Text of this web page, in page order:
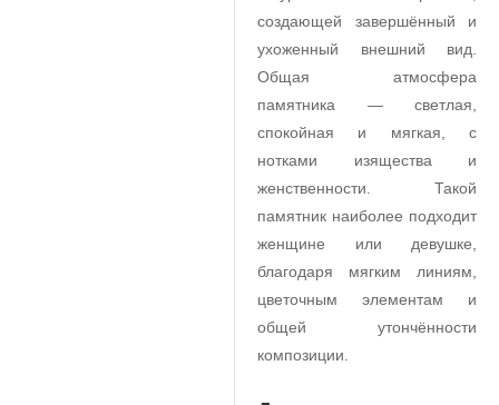
создающей завершённый и
ухоженный внешний вид.
Общая атмосфера
памятника — светлая,
спокойная и мягкая, с
нотками изящества и
женственности. Такой
памятник наиболее подходит
женщине или девушке,
благодаря мягким линиям,
цветочным элементам и
общей утончённости
композиции.